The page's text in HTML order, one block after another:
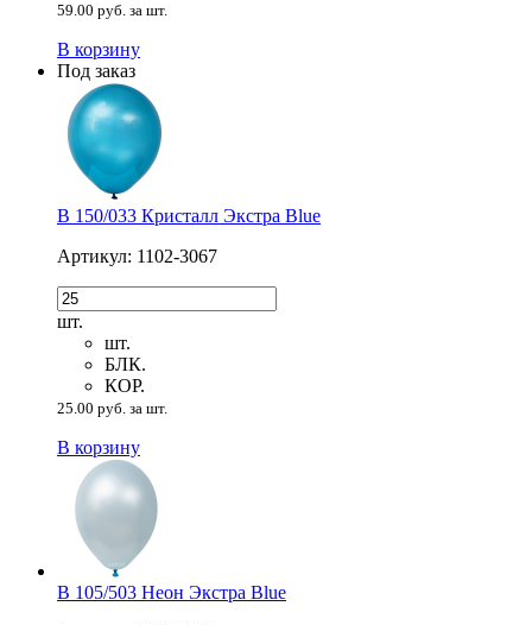
59.00 руб. за шт.
В корзину
Под заказ
В 150/033 Кристалл Экстра Blue
Артикул: 1102-3067
шт.
шт.
БЛК.
КОР.
25.00 руб. за шт.
В корзину
В 105/503 Неон Экстра Blue